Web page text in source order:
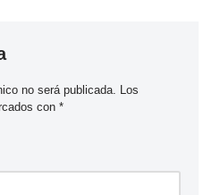
no será publicada. Los
con *